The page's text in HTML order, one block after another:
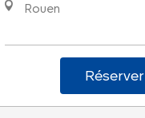
Rouen
Réserver